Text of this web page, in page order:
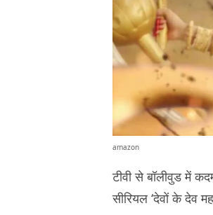
amazon
टीवी से बॉलीवुड में
सीरियल ‘देवों के देव